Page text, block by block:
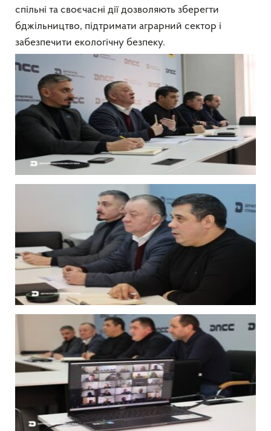
спільні та своєчасні дії дозволяють зберегти
бджільництво, підтримати аграрний сектор і
забезпечити екологічну безпеку.